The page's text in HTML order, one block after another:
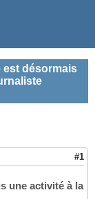
est désormais
#1
une activité à la